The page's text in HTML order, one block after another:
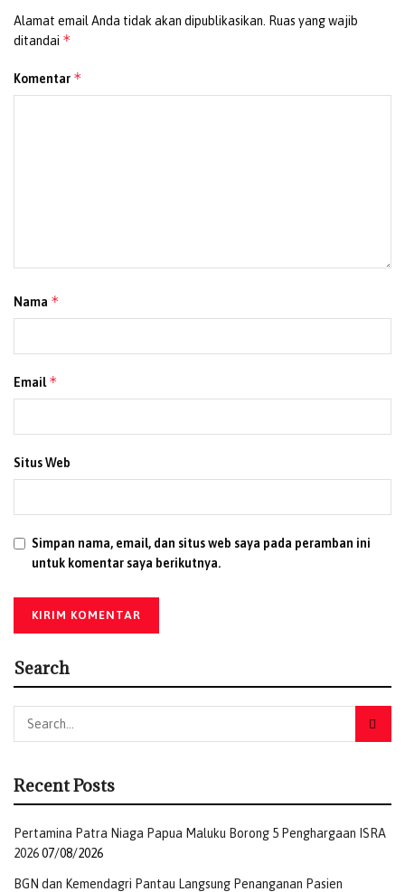
memanfaatkan solusi digital dalam mendukung proses
produksi yang ramah lingkungan dan berkelanjutan.
(Redaksi)
Alamat email Anda tidak akan dipublikasikan.
Ruas yang wajib
ditandai *
Komentar *
Nama *
Email*
Situs Web
Simpan nama, email, dan situs web saya pada peramban ini
untuk komentar saya berikutnya.
Search
Recent Posts
Pertamina Patra Niaga Papua Maluku Borong 5 Penghargaan ISRA
202607/08/2026
BGN dan Kemendagri Pantau Langsung Penanganan Pasien